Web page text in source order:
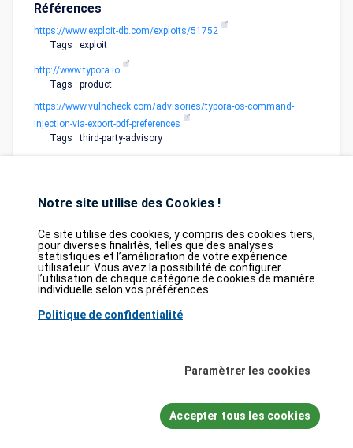
Références
https://www.exploit-db.com/exploits/51752
Tags : exploit
http://www.typora.io
Tags : product
https://www.vulncheck.com/advisories/typora-os-command-
injection-via-export-pdf-preferences
Tags : third-party-advisory
tesweb SA
Database
Partners
GDPR Contact Purchase
des vulnérabilités activement exploitées (KEV) provient de laCybersecurity
. Enfin, les données relatives aux faiblesses logicielles
(CWE) et aux schémas d'attaque courants (CAPEC) sont maintenues par
, et les informations sur les configurations logicielles et
Notre site utilise des Cookies !
Ce site utilise des cookies, y compris des cookies tiers,
pour diverses finalités, telles que des analyses
statistiques et l’amélioration de votre expérience
utilisateur. Vous avez la possibilité de configurer
l’utilisation de chaque catégorie de cookies de manière
individuelle selon vos préférences.
Politique de confidentialité
Paramètrer les cookies
Accepter tous les cookies